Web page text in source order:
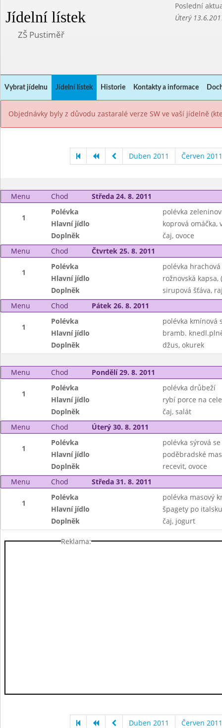
Jídelní lístek
Poslední
Úterý
ZŠ Pustiměř
Vybrat jídelnu Jídelní lístek Historie Kontakty a informace
Objednávky byly z důvodu zastaralé verze SW ve vaší jídelně
Duben 2011 Červen 2011
Menu Chod Středa 24. 8. 2011
1
Polévka
polévka
Hlavní jídlo
koprová omáčka,
Doplněk
čaj, ovoce
Menu
Chod Čtvrtek 25. 8. 2011
1
Polévka
polévka hrachová
Hlavní jídlo
rožnovská
Doplněk
sirupová šťáva,
Menu
Chod Pátek 26. 8. 2011
1
Polévka
polévka kmínová
Hlavní jídlo
bramb.
Doplněk
džus, okurek
Menu Chod Pondělí 29. 8. 2011
1
Polévka
polévka drůbeží
Hlavní jídlo
rybí porce na
Doplněk
čaj, salát
Menu
Chod Úterý 30. 8. 2011
1
Polévka
polévka sýrová
Hlavní jídlo
poděbradské
Doplněk
recevit, ovoce
Menu
Chod Středa 31. 8. 2011
1
Polévka
polévka masový
Hlavní jídlo
špagety po
Doplněk
čaj, jogurt
Reklama:
Duben 2011 Červen 2011